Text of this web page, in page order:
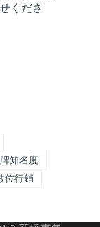
くださ
知名度
位行銷